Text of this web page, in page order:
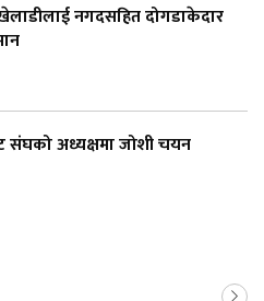
नगदसहित दोगडाकेदार
संघको अध्यक्षमा जोशी चयन